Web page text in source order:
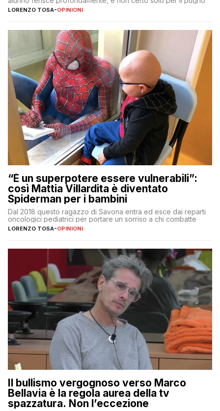
LORENZO TOSA-OPINIONI
“È un superpotere essere vulnerabili”:
così Mattia Villardita è diventato
Spiderman per i bambini
Dal 2018 questo ragazzo di Savona entra ed esce dai reparti
oncologici pediatrici per portare un sorriso a chi combatte
LORENZO TOSA-OPINIONI
Il bullismo vergognoso verso Marco
Bellavia è la regola aurea della tv
spazzatura. Non l’eccezione